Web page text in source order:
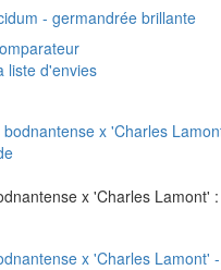
- germandrée brillante
liste d'envies
x 'Charles Lamont'
x 'Charles Lamont'